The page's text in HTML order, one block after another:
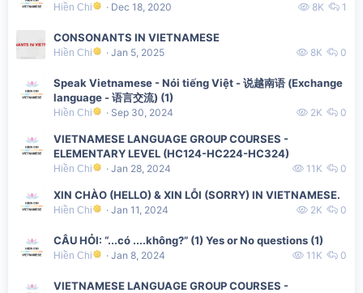
Hiền Chi Dec 18, 2020 8K 1
CONSONANTS IN VIETNAMESE
Hiền Chi Jan 5, 2025 8K 0
Speak Vietnamese - Nói tiếng Việt - 说越南语 (Exchange
language - 语言交流) (1)
Hiền Chi Sep 30, 2024 2K 0
VIETNAMESE LANGUAGE GROUP COURSES -
ELEMENTARY LEVEL (HC124-HC224-HC324)
Hiền Chi Jan 28, 2024 11K 0
XIN CHÀO (HELLO) & XIN LỖI (SORRY) IN VIETNAMESE.
Hiền Chi Jan 11, 2024 2K 0
CÂU HỎI: “...có ....không?” (1) Yes or No questions (1)
Hiền Chi Jan 8, 2024 11K 0
VIETNAMESE LANGUAGE GROUP COURSES -